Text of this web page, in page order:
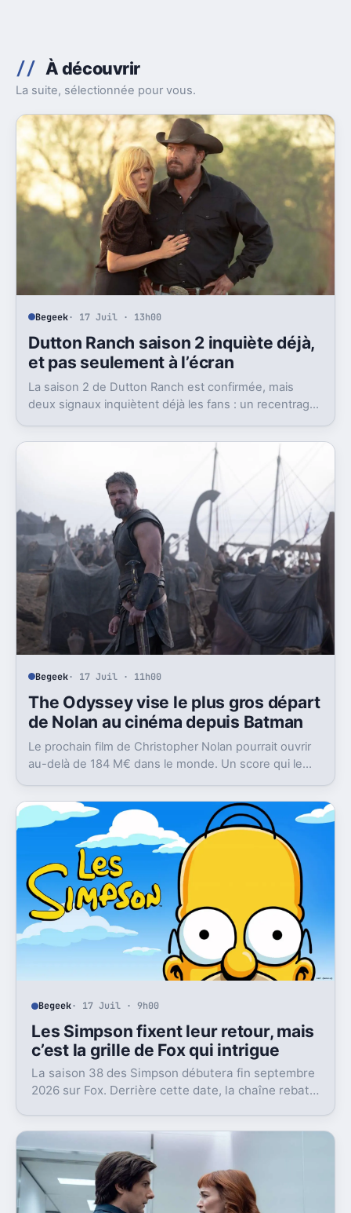
À découvrir
La suite, sélectionnée pour vous.
Begeek· 17 Juil · 13h00
Dutton Ranch saison 2 inquiète déjà,
et pas seulement à l’écran
La saison 2 de Dutton Ranch est confirmée, mais
deux signaux inquiètent déjà les fans : un recentrage
Begeek· 17 Juil · 11h00
The Odyssey vise le plus gros départ
de Nolan au cinéma depuis Batman
Le prochain film de Christopher Nolan pourrait ouvrir
au-delà de 184 M€ dans le monde. Un score qui le
Begeek· 17 Juil · 9h00
Les Simpson fixent leur retour, mais
c’est la grille de Fox qui intrigue
La saison 38 des Simpson débutera fin septembre
2026 sur Fox. Derrière cette date, la chaîne rebat